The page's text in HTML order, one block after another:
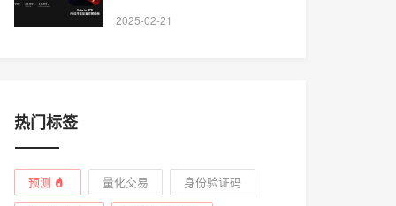
2025-02-21
热门标签
预测 量化交易
身份验证码